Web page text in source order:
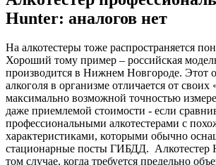
Hunter: аналогов нет
На алкотестеры тоже распространяется
Хороший тому пример – российская
производится в Нижнем Новгороде. Этот
алкоголя в организме отличается от своих
максимально возможной точностью
даже приемлемой стоимости - если
профессиональными алкотестерами с
характеристиками, которыми обычно
стационарные посты ГИБДД. Алкотестер
том случае, когда требуется предельно